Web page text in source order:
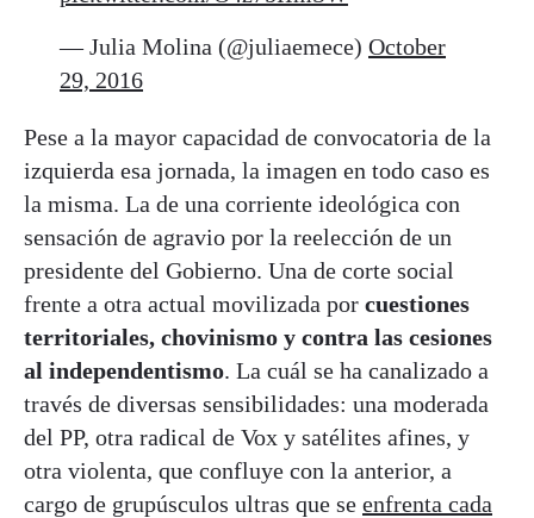
— Julia Molina (@juliaemece) October
29, 2016
Pese a la mayor capacidad de convocatoria de la
izquierda esa jornada, la imagen en todo caso es
la misma. La de una corriente ideológica con
sensación de agravio por la reelección de un
presidente del Gobierno. Una de corte social
frente a otra actual movilizada por cuestiones
territoriales, chovinismo y contra las cesiones
al independentismo. La cuál se ha canalizado a
través de diversas sensibilidades: una moderada
del PP, otra radical de Vox y satélites afines, y
otra violenta, que confluye con la anterior, a
cargo de grupúsculos ultras que se enfrenta cada